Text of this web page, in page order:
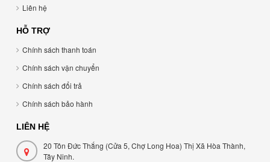
Liên hệ
HỖ TRỢ
Chính sách thanh toán
Chính sách vận chuyển
Chính sách đổi trả
Chính sách bảo hành
LIÊN HỆ
20 Tôn Đức Thắng (Cửa 5, Chợ Long Hoa) Thị Xã Hòa Thành,
Tây Ninh.